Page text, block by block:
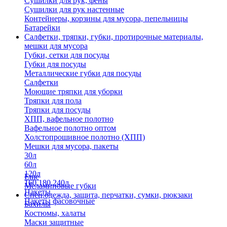
Сушилки для рук настенные
Контейнеры, корзины для мусора, пепельницы
Батарейки
Салфетки, тряпки, губки, протирочные материалы,
мешки для мусора
Губки, сетки для посуды
Губки для посуды
Металлические губки для посуды
Салфетки
Моющие тряпки для уборки
Тряпки для пола
Тряпки для посуды
ХПП, вафельное полотно
Вафельное полотно оптом
Холстопрошивное полотно (ХПП)
Мешки для мусора, пакеты
30л
60л
120л
160,180,240л
Пакеты
Пакеты фасовочные
Еще
Меламиновые губки
Спец.одежда, защита, перчатки, сумки, рюкзаки
Бахилы
Костюмы, халаты
Маски защитные